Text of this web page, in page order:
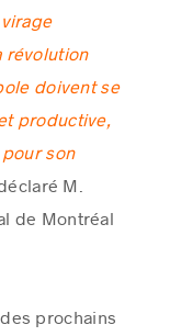
révolution
doivent se
productive,
son
M.
de Montréal
prochains